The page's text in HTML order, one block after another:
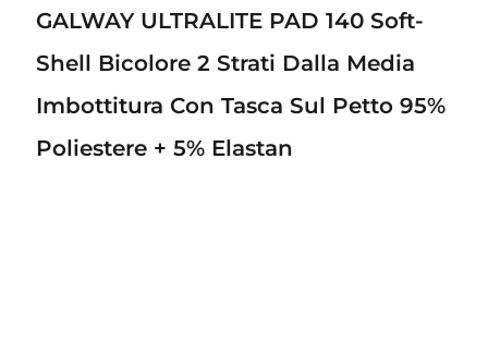
GALWAY ULTRALITE PAD 140 Soft-
Shell Bicolore 2 Strati Dalla Media
Imbottitura Con Tasca Sul Petto 95%
Poliestere + 5% Elastan